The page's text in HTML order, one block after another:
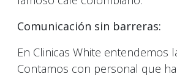
Comunicación sin barreras:
En Clinicas White entendemos
Contamos con personal que